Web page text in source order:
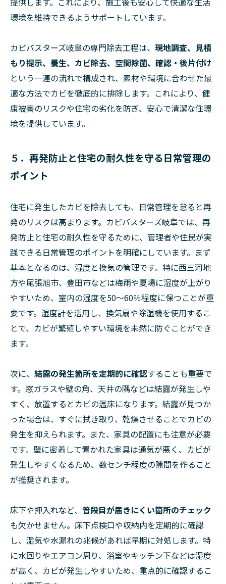
環境を維持できるようサポートしています。
カビバスターズ岐阜の専門除去工程は、 現地調査、見積
もり提示、養生、カビ除去、空間除菌、確認・後片付け
という一連の流れで構成され、素材や環境に合わせた最
適な方法でカビを徹底的に排除します。これにより、健
康被害のリスクや住宅の劣化を防ぎ、安心で清潔な住環
境を提供しています。
５．再発防止と住宅の耐久性を守る日常管理の
ポイント
住宅に発生したカビを除去しても、日常管理を怠ると再
発のリスクは高まります。カビバスターズ岐阜では、再
発防止と住宅の耐久性を守るために、管理者や住民が実
践できる日常管理のポイントを明確にしています。まず
基本となるのは、湿度と換気の管理です。特に西三河地
方や尾張旭市、豊田市などは梅雨や夏場に湿度が上がり
やすいため、室内の湿度を50～60％程度に保つことが重
要です。湿度計を活用し、換気扇や除湿機を使用するこ
とで、カビが繁殖しやすい環境を未然に防ぐことができ
ます。
次に、 結露の発生箇所を定期的に確認することも重要で
す。窓ガラスや壁の角、天井の隅などは結露が発生しや
すく、放置するとカビの温床になります。結露が見つか
った場合は、すぐに拭き取り、乾燥させることでカビの
発生を抑えられます。また、家具の配置にも注意が必要
です。壁に密着して置かれた家具は通気が悪く、カビが
発生しやすくなるため、数センチ程度の隙間を作ること
が推奨されます。
床下や押入れなど、 普段目が届きにくい箇所のチェック
も欠かせません。床下点検口や収納内を定期的に確認
し、湿気や水漏れの兆候があれば早期に対処します。特
に水回りやエアコン周り、浴室やキッチン下などは湿度
が高く、カビが発生しやすいため、重点的に確認するこ